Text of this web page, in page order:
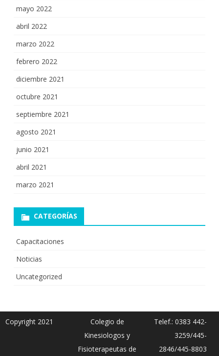
mayo 2022
abril 2022
marzo 2022
febrero 2022
diciembre 2021
octubre 2021
septiembre 2021
agosto 2021
junio 2021
abril 2021
marzo 2021
CATEGORÍAS
Capacitaciones
Noticias
Uncategorized
Copyright 2021
Colegio de
Kinesiologos y
Fisioterapeutas de
Telef.: 0383 442-
3259/445-
2846/445-8803